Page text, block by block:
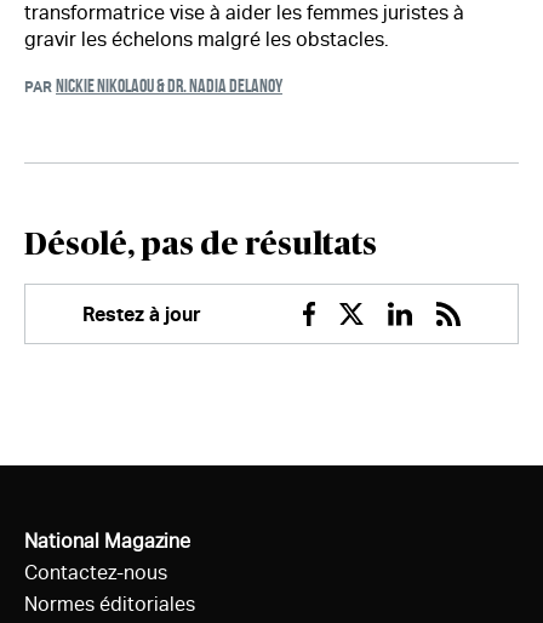
transformatrice vise à aider les femmes juristes à
gravir les échelons malgré les obstacles.
PAR NICKIE NIKOLAOU & DR. NADIA DELANOY
Désolé, pas de résultats
Restez à jour
Facebook
TwitterLinkedin
RSS
National Magazine
Contactez-nous
Normes éditoriales